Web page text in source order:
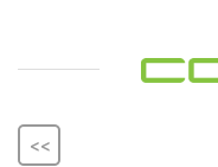
<<